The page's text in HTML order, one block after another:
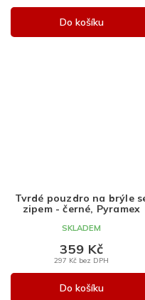
Do košíku
Tvrdé pouzdro na brýle
zipem - černé, Pyramex
SKLADEM
297 Kč bez DPH
359 Kč
Do košíku